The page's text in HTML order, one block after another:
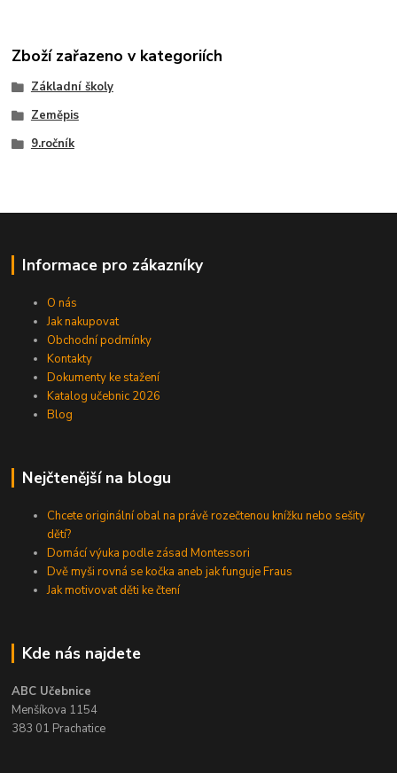
Zboží zařazeno v kategoriích
Základní školy
Zeměpis
9.ročník
Informace pro zákazníky
O nás
Jak nakupovat
Obchodní podmínky
Kontakty
Dokumenty ke stažení
Katalog učebnic 2026
Blog
Nejčtenější na blogu
Chcete originální obal na právě rozečtenou knížku nebo sešity
dětí?
Domácí výuka podle zásad Montessori
Dvě myši rovná se kočka aneb jak funguje Fraus
Jak motivovat děti ke čtení
Kde nás najdete
ABC Učebnice
Menšíkova 1154
383 01 Prachatice